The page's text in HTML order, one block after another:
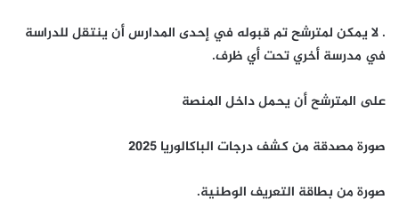
. لا يمكن لمترشح تم قبوله في إحدى المدارس أن ينتقل للدراسة
في مدرسة أخري تحت أي ظرف.
على المترشح أن يحمل داخل المنصة
صورة مصدقة من كشف درجات الباكالوريا 2025
صورة من بطاقة التعريف الوطنية.